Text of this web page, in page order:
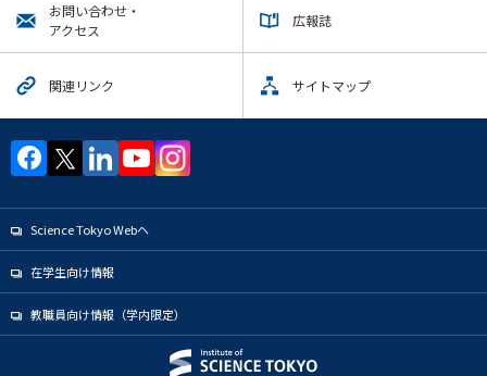
お問い合わせ・
アクセス
広報誌
関連リンク サイトマップ
Science Tokyo Webヘ
在学生向け情報
教職員向け情報（学内限定）